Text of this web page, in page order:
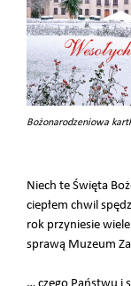
Bożonarodzeniowa
Niech te Święta
ciepłem chwil
rok przyniesie
sprawą Muzeum